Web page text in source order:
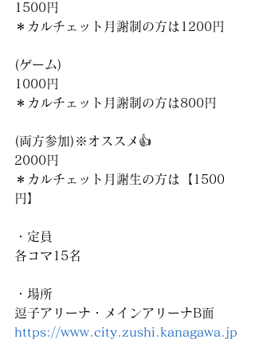
1500円
＊カルチェット月謝制の方は1200円
(ゲーム)
1000円
＊カルチェット月謝制の方は800円
(両方参加)※オススメ👍
2000円
＊カルチェット月謝生の方は【1500
円】
・定員
各コマ15名
・場所
逗子アリーナ・メインアリーナB面
https://www.city.zushi.kanagawa.jp